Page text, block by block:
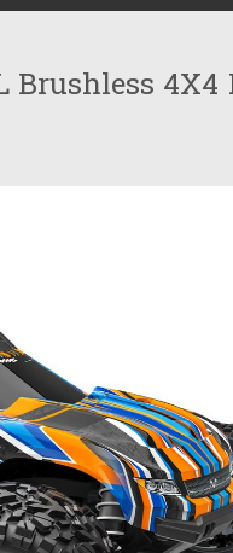
Brushless 4X4